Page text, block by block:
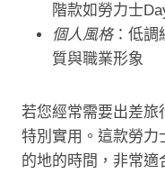
階款如勞力士
個人風格：低調
質與職業形象
若您經常需要出差旅
特別實用。這款勞力
的地的時間，非常適